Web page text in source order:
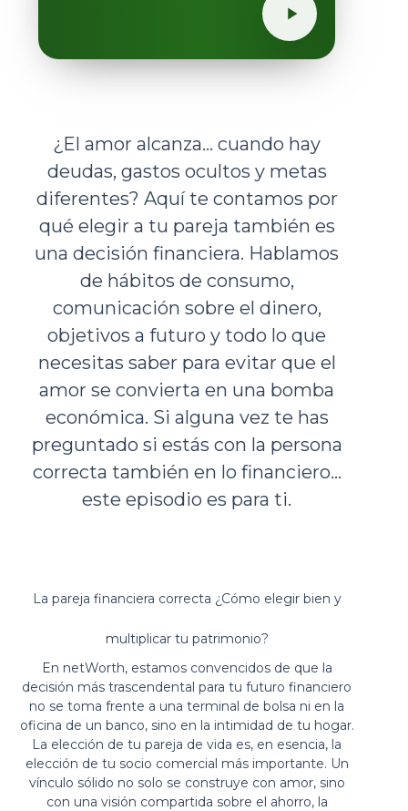
¿El amor alcanza... cuando hay
deudas, gastos ocultos y metas
diferentes? Aquí te contamos por
qué elegir a tu pareja también es
una decisión financiera. Hablamos
de hábitos de consumo,
comunicación sobre el dinero,
objetivos a futuro y todo lo que
necesitas saber para evitar que el
amor se convierta en una bomba
económica. Si alguna vez te has
preguntado si estás con la persona
correcta también en lo financiero…
este episodio es para ti.
La pareja financiera correcta ¿Cómo elegir bien y
multiplicar tu patrimonio?
En netWorth, estamos convencidos de que la
decisión más trascendental para tu futuro financiero
no se toma frente a una terminal de bolsa ni en la
oficina de un banco, sino en la intimidad de tu hogar.
La elección de tu pareja de vida es, en esencia, la
elección de tu socio comercial más importante. Un
vínculo sólido no solo se construye con amor, sino
con una visión compartida sobre el ahorro, la